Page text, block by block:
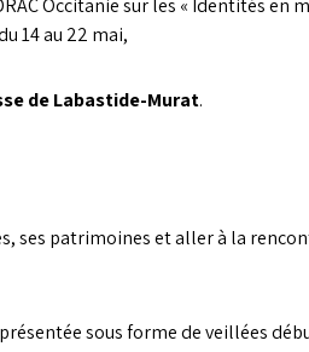
Occitanie sur les « Identités en
14 au 22 mai,
de Labastide-Murat.
ses patrimoines et aller à la
sous forme de veillées